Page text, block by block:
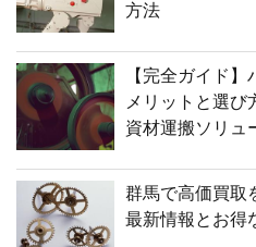
方法
【完全ガイド
メリットと選び
資材運搬ソリュ
群馬で高価買取
最新情報とお得